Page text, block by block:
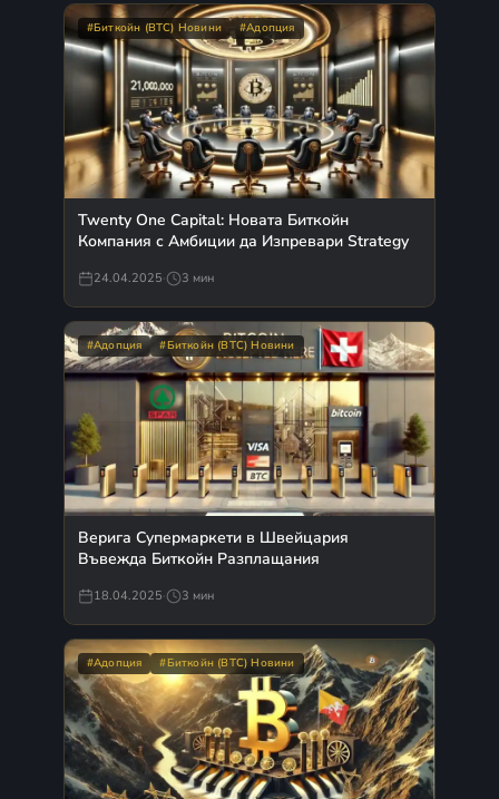
#Биткойн (BTC) Новини #Адопция
Twenty One Capital: Новата Биткойн
Компания с Амбиции да Изпревари Strategy
24.04.2025· 3 мин
#Адопция #Биткойн (BTC) Новини
Верига Супермаркети в Швейцария
Въвежда Биткойн Разплащания
18.04.2025· 3 мин
#Адопция #Биткойн (BTC) Новини